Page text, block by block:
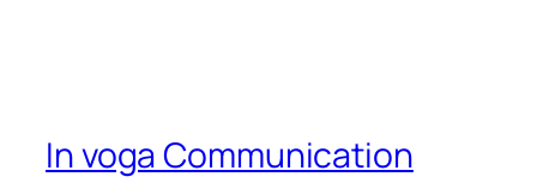
In voga Communication